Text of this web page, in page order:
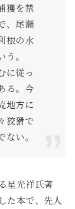
獲を禁
、尾瀬
根の水
。
に従っ
る。今
地方に
狡猾で
い。
星光祥氏著
た本で、先人